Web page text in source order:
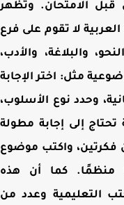
الامتحان. وتظهر
لا تقوم على فرع
والأدب،
مثل: اختر الإجابة
وحدد نوع الأسلوب،
إلى إجابة مطولة
واكتب موضوع
كما أن هذه
التعليمية وعدد من